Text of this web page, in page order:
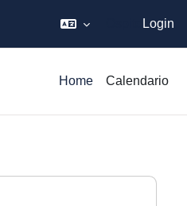
Login
Home Calendario